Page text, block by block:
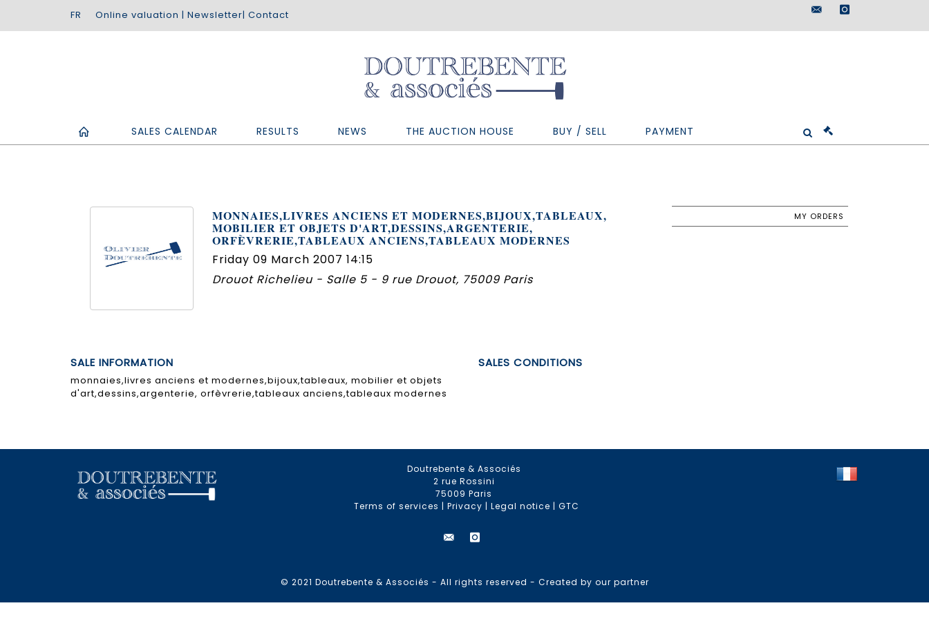
Online valuation | Newsletter| Contact
instagram
SALES CALENDAR RESULTS NEWS THE AUCTION HOUSE BUY / SELL PAYMENT
MONNAIES,LIVRES ANCIENS ET MODERNES,BIJOUX,TABLEAUX,
MOBILIER ET OBJETS D'ART,DESSINS,ARGENTERIE,
ORFÈVRERIE,TABLEAUX ANCIENS,TABLEAUX MODERNES
Friday 09 March 2007 14:15
Drouot Richelieu - Salle 5 - 9 rue Drouot, 75009 Paris
MY ORDERS
SALE INFORMATION
monnaies,livres anciens et modernes,bijoux,tableaux, mobilier et objets
d'art,dessins,argenterie, orfèvrerie,tableaux anciens,tableaux modernes
SALES CONDITIONS
Doutrebente & Associés
2 rue Rossini
75009 Paris
Terms of services |Privacy |Legal notice |GTC
© 2021 Doutrebente & Associés - All rights reserved - Created by our partner